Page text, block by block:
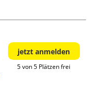
jetzt anmelden
5 von 5 Plätzen frei